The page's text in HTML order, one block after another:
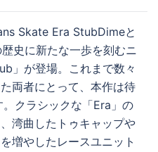
Skate Era StubDimeと
史に新たな一歩を刻むニ
」が登場。これまで数々
両者にとって、本作は待
クラシックな「Era」の
湾曲したトゥキャップや
増やしたレースユニット